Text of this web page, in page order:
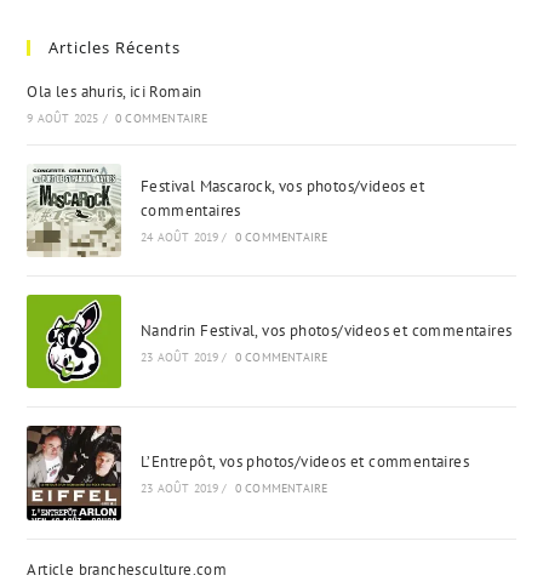
Articles Récents
Ola les ahuris, ici Romain
9 AOÛT 2025 / 0 COMMENTAIRE
Festival Mascarock, vos photos/videos et
commentaires
24 AOÛT 2019 / 0 COMMENTAIRE
Nandrin Festival, vos photos/videos et commentaires
23 AOÛT 2019 / 0 COMMENTAIRE
L’Entrepôt, vos photos/videos et commentaires
23 AOÛT 2019 / 0 COMMENTAIRE
Article branchesculture.com